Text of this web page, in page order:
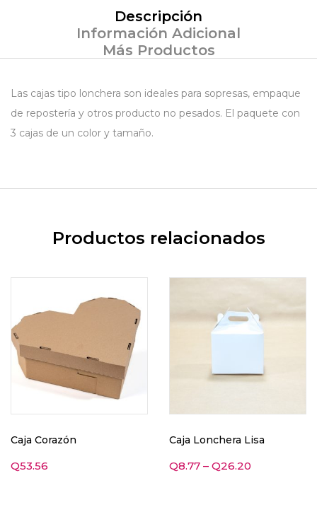
Descripción
Información Adicional
Más Productos
Las cajas tipo lonchera son ideales para sopresas, empaque
de repostería y otros producto no pesados. El paquete con
3 cajas de un color y tamaño.
Productos relacionados
Caja Corazón
Q53.56
Caja Lonchera Lisa
Q8.77 – Q26.20